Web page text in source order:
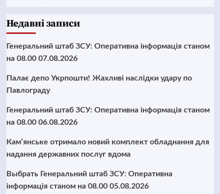
Недавні записи
Генеральний штаб ЗСУ: Оперативна інформація станом
на 08.00 07.08.2026
Палає депо Укрпошти! Жахливі наслідки удару по
Павлограду
Генеральний штаб ЗСУ: Оперативна інформація станом
на 08.00 06.08.2026
Кам’янське отримало новий комплект обладнання для
надання державних послуг вдома
Выбрать Генеральний штаб ЗСУ: Оперативна
інформація станом на 08.00 05.08.2026